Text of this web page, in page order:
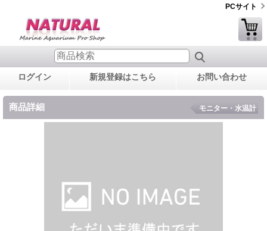
PCサイト
ログイン 新規登録はこちら お問い合わせ
商品詳細 モニター・水温計